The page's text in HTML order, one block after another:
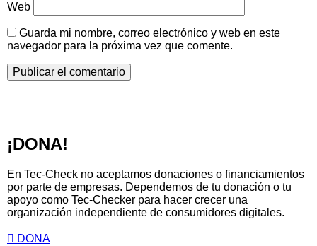
Web
Guarda mi nombre, correo electrónico y web en este
navegador para la próxima vez que comente.
¡DONA!​
En Tec-Check no aceptamos donaciones o financiamientos
por parte de empresas. Dependemos de tu donación o tu
apoyo como Tec-Checker para hacer crecer una
organización independiente de consumidores digitales.​
DONA